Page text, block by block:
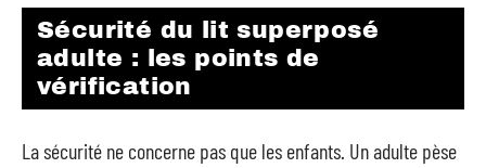
Sécurité du lit superposé
adulte : les points de
vérification
La sécurité ne concerne pas que les enfants. Un adulte pèse